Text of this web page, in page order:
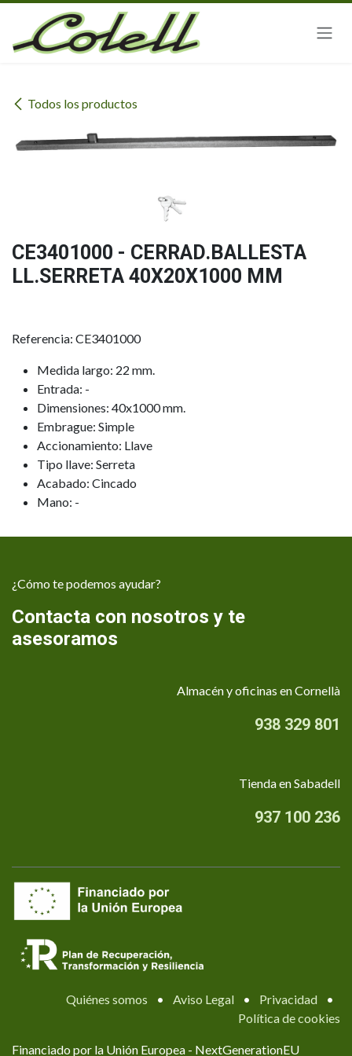
Ir al contenido
Todos los productos
CE3401000 - CERRAD.BALLESTA
LL.SERRETA 40X20X1000 MM
Referencia: CE3401000
Medida largo: 22 mm.
Entrada: -
Dimensiones: 40x1000 mm.
Embrague: Simple
Accionamiento: Llave
Tipo llave: Serreta
Acabado: Cincado
Mano: -
¿Cómo te podemos ayudar?
Contacta con nosotros y te
asesoramos
Almacén y oficinas en Cornellà
938 329 801
Tienda en Sabadell
937 100 236
Quiénes somos • Aviso Legal • Privacidad
•
Política de cookies
Financiado por la Unión Europea - NextGenerationEU